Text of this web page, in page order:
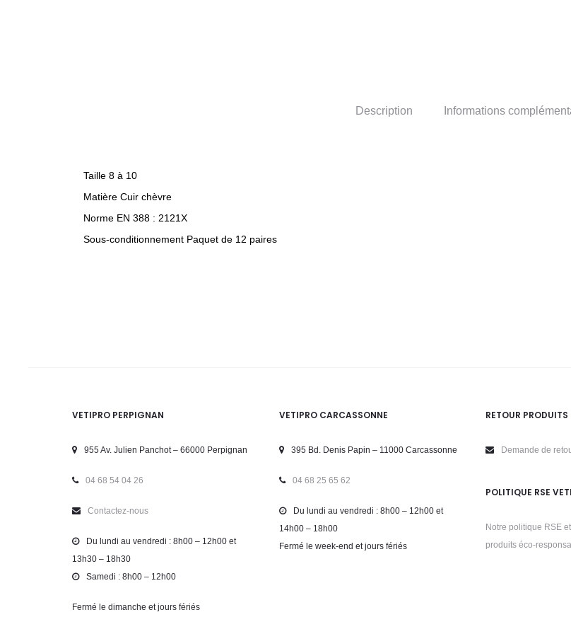
Description Informations
Taille 8 à 10
Matière Cuir chèvre
Norme EN 388 : 2121X
Sous-conditionnement Paquet de 12 paires
VETIPRO PERPIGNAN
955 Av. Julien Panchot – 66000 Perpignan
04 68 54 04 26
Contactez-nous
Du lundi au vendredi : 8h00 – 12h00 et
13h30 – 18h30
Samedi : 8h00 – 12h00
Fermé le dimanche et jours fériés
VETIPRO CARCASSONNE
395 Bd. Denis Papin – 11000 Carcassonne
04 68 25 65 62
Du lundi au vendredi : 8h00 – 12h00 et
14h00 – 18h00
Fermé le week-end et jours fériés
RETOUR PRODUITS
Demande de
POLITIQUE RSE
Notre politique RSE
produits éco-